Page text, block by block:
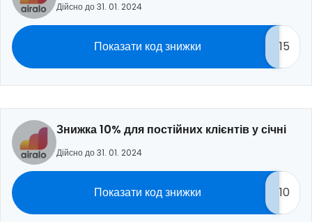
Дійсно до 31. 01. 2024
Показати код знижки 15
Знижка 10% для постійних клієнтів у січні
Дійсно до 31. 01. 2024
Показати код знижки 10